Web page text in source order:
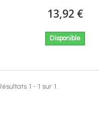
13,92 €
Disponible
1 - 1 sur 1.